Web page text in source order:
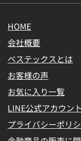
HOME
会社概要
ベステックスとは
お客様の声
お気に入り一覧
LINE公式アカウント
プライバシーポリ